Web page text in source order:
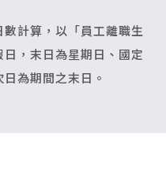
計算，以「員工離職生
，末日為星期日、國定
為期間之末日。